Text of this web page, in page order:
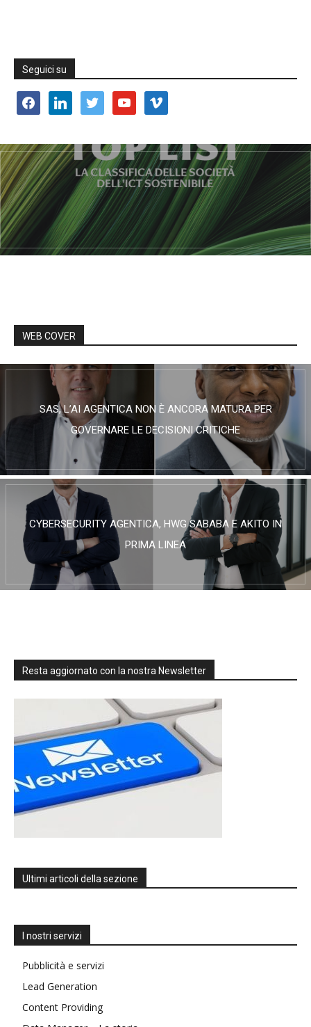
Seguici su
facebooklinkedin twitter youtube vimeo
WEB COVER
SAS, L’AI AGENTICA NON È ANCORA MATURA PER
GOVERNARE LE DECISIONI CRITICHE
CYBERSECURITY AGENTICA, HWG SABABA E AKITO IN
PRIMA LINEA
Resta aggiornato con la nostra Newsletter
Ultimi articoli della sezione
I nostri servizi
Pubblicità e servizi
Lead Generation
Content Providing